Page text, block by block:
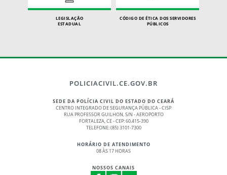
LEGISLAÇÃO
ESTADUAL
CÓDIGO DE ÉTICA DOS SERVIDORES
PÚBLICOS
POLICIACIVIL.CE.GOV.BR
SEDE DA POLÍCIA CIVIL DO ESTADO DO CEARÁ
CENTRO INTEGRADO DE SEGURANÇA PÚBLICA - CISP
RUA PROFESSOR GUILHON, S/N - AEROPORTO
FORTALEZA, CE - CEP: 60.415-390
TELEFONE: (85) 3101-7300
HORÁRIO DE ATENDIMENTO
08 ÀS 17 HORAS
NOSSOS CANAIS